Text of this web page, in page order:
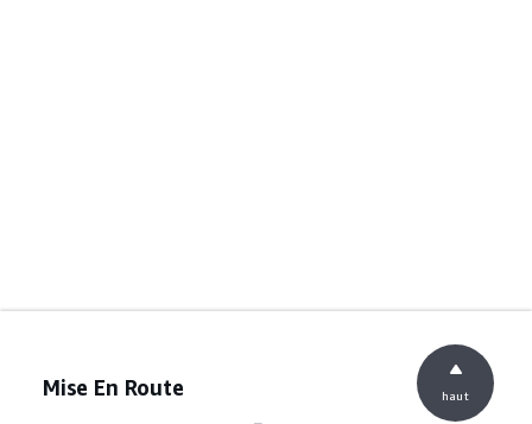
Mise En Route haut